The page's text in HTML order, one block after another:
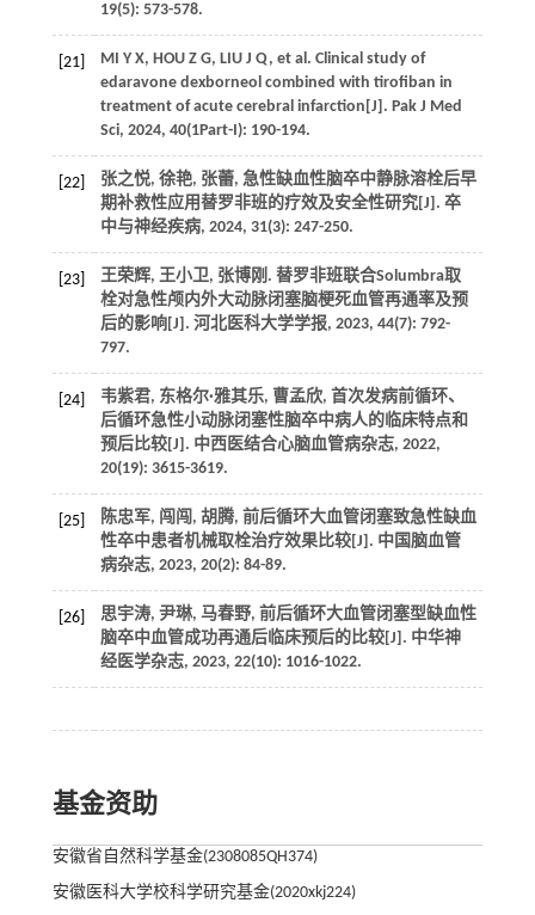
19(5): 573-578.
[21]
MI Y X, HOU Z G, LIU J Q, et al. Clinical study of
edaravone dexborneol combined with tirofiban in
treatment of acute cerebral infarction[J]. Pak J Med
Sci, 2024, 40(1Part-I): 190-194.
[22]
张之悦, 徐艳, 张蕾, 急性缺血性脑卒中静脉溶栓后早
期补救性应用替罗非班的疗效及安全性研究[J]. 卒
中与神经疾病, 2024, 31(3): 247-250.
[23]
王荣辉, 王小卫, 张博刚. 替罗非班联合Solumbra取
栓对急性颅内外大动脉闭塞脑梗死血管再通率及预
后的影响[J]. 河北医科大学学报, 2023, 44(7): 792-
797.
[24]
韦紫君, 东格尔·雅其乐, 曹孟欣, 首次发病前循环、
后循环急性小动脉闭塞性脑卒中病人的临床特点和
预后比较[J]. 中西医结合心脑血管病杂志, 2022,
20(19): 3615-3619.
[25]
陈忠军, 闯闯, 胡腾, 前后循环大血管闭塞致急性缺血
性卒中患者机械取栓治疗效果比较[J]. 中国脑血管
病杂志, 2023, 20(2): 84-89.
[26]
思宇涛, 尹琳, 马春野, 前后循环大血管闭塞型缺血性
脑卒中血管成功再通后临床预后的比较[J]. 中华神
经医学杂志, 2023, 22(10): 1016-1022.
基金资助
安徽省自然科学基金(2308085QH374)
安徽医科大学校科学研究基金(2020xkj224)